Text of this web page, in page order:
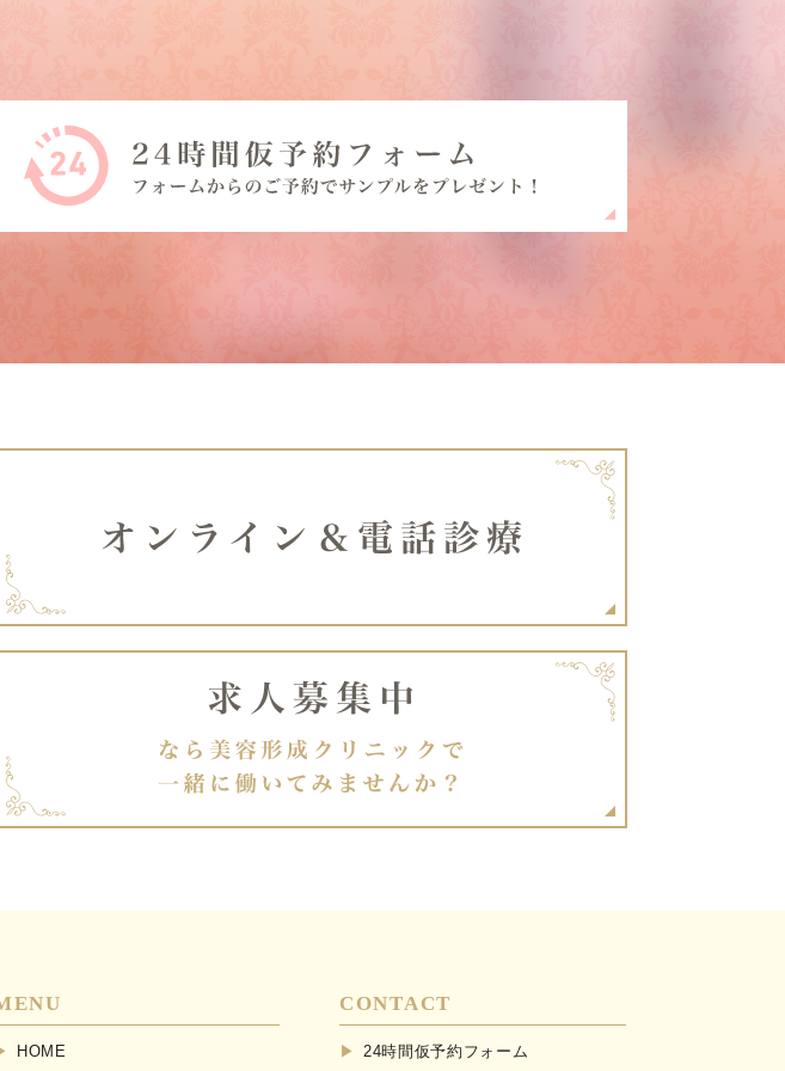
HOME
CONTACT
24時間仮予約フォーム